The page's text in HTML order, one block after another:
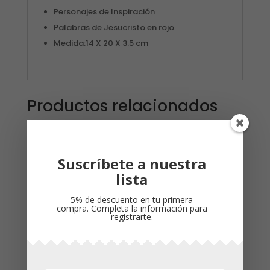
Personajes de Inspiración
Palabras de Jesucristo en rojo
Medida:14 X 20 X 3.5 cm
Productos relacionados
Suscríbete a nuestra
lista
5% de descuento en tu primera
compra. Completa la información para
registrarte.